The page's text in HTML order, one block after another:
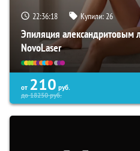
22:36:17 Купили:26
Эпиляция александритовым
NovoLaser
от 210 руб.
до18250руб.